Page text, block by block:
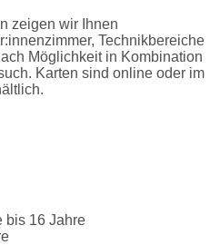
zeigen wir Ihnen
Technikbereiche
Möglichkeit in Kombination
Karten sind online oder im
bis 16 Jahre